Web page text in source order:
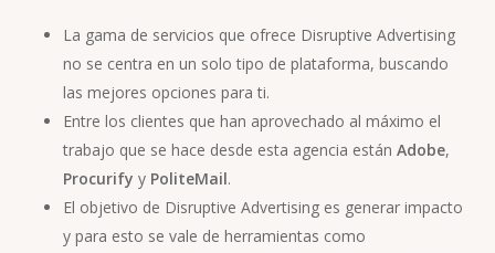
La gama de servicios que ofrece Disruptive Advertising
no se centra en un solo tipo de plataforma, buscando
las mejores opciones para ti.
Entre los clientes que han aprovechado al máximo el
trabajo que se hace desde esta agencia están Adobe,
Procurify y PoliteMail.
El objetivo de Disruptive Advertising es generar impacto
y para esto se vale de herramientas como